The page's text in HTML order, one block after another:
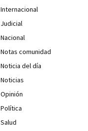
Internacional
Judicial
Nacional
Notas comunidad
Noticia del día
Noticias
Opinión
Política
Salud